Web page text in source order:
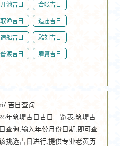
开池吉日 合帐吉日
取渔吉日 造庙吉日
造船吉日 雕刻吉日
普渡吉日 雇庸吉日
吉日查询
年筑堤吉日吉日一览表,筑堤吉
查询,输入年份月份日期,即可查
挑选吉日进行,提供专业老黄历